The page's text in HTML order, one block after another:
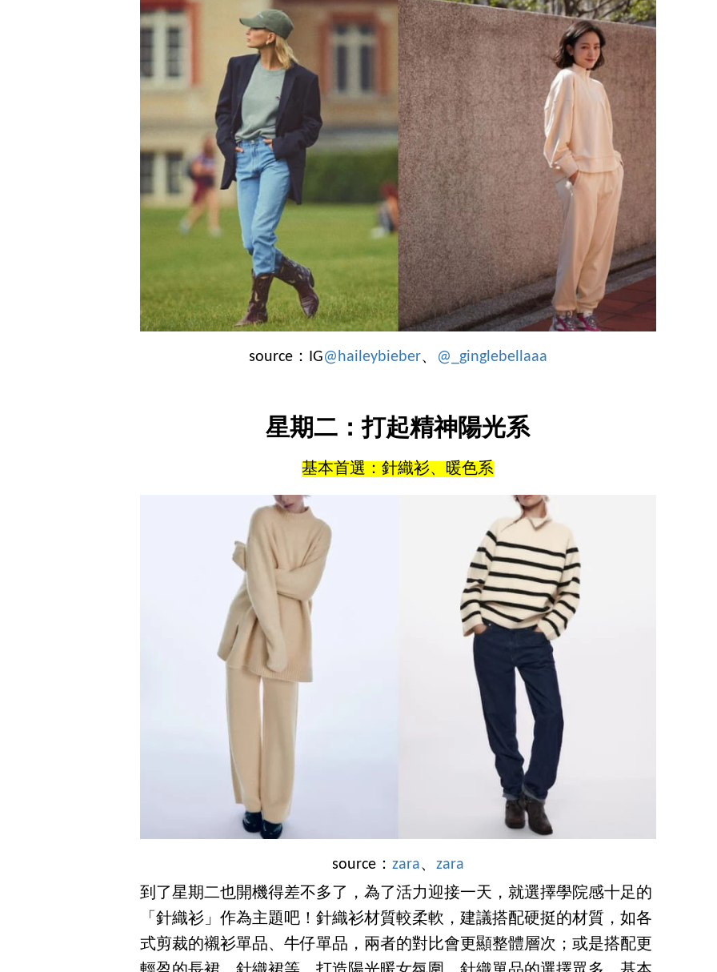
source：IG@haileybieber、 @_ginglebellaaa
星期二：打起精神陽光系
基本首選：針織衫、暖色系
source： zara、 zara
到了星期二也開機得差不多了，為了活力迎接一天，就選擇學院感十足的
「針織衫」作為主題吧！針織衫材質較柔軟，建議搭配硬挺的材質，如各
式剪裁的襯衫單品、牛仔單品，兩者的對比會更顯整體層次；或是搭配更